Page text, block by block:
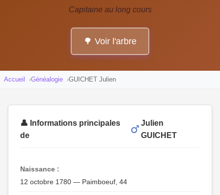
Capitaine au long cours
🌳 Voir l'arbre
Accueil Généalogie GUICHET Julien
👤 Informations principales
de
Julien
GUICHET
Naissance :
12 octobre 1780 — Paimboeuf, 44